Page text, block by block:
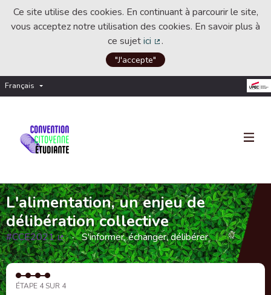
Ce site utilise des cookies. En continuant à parcourir le site,
vous acceptez notre utilisation des cookies. En savoir plus à
ce sujetici
(Lien externe)
.
"J'accepte"
Français Choisir la langue
L'alimentation, un enjeu de
délibération collective
#CCE2021
(Lien externe)
S'informer, échanger, délibérer
ÉTAPE 4 SUR 4